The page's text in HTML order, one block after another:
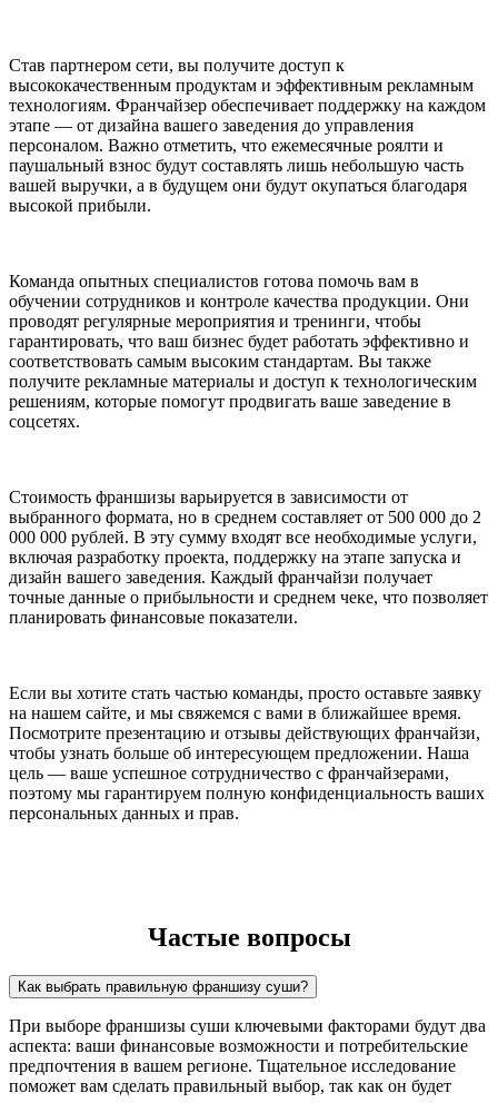
Став партнером сети, вы получите доступ к
высококачественным продуктам и эффективным рекламным
технологиям. Франчайзер обеспечивает поддержку на каждом
этапе — от дизайна вашего заведения до управления
персоналом. Важно отметить, что ежемесячные роялти и
паушальный взнос будут составлять лишь небольшую часть
вашей выручки, а в будущем они будут окупаться благодаря
высокой прибыли.
Команда опытных специалистов готова помочь вам в
обучении сотрудников и контроле качества продукции. Они
проводят регулярные мероприятия и тренинги, чтобы
гарантировать, что ваш бизнес будет работать эффективно и
соответствовать самым высоким стандартам. Вы также
получите рекламные материалы и доступ к технологическим
решениям, которые помогут продвигать ваше заведение в
соцсетях.
Стоимость франшизы варьируется в зависимости от
выбранного формата, но в среднем составляет от 500 000 до 2
000 000 рублей. В эту сумму входят все необходимые услуги,
включая разработку проекта, поддержку на этапе запуска и
дизайн вашего заведения. Каждый франчайзи получает
точные данные о прибыльности и среднем чеке, что позволяет
планировать финансовые показатели.
Если вы хотите стать частью команды, просто оставьте заявку
на нашем сайте, и мы свяжемся с вами в ближайшее время.
Посмотрите презентацию и отзывы действующих франчайзи,
чтобы узнать больше об интересующем предложении. Наша
цель — ваше успешное сотрудничество с франчайзерами,
поэтому мы гарантируем полную конфиденциальность ваших
персональных данных и прав.
Частые вопросы
Как выбрать правильную франшизу суши?
При выборе франшизы суши ключевыми факторами будут два
аспекта: ваши финансовые возможности и потребительские
предпочтения в вашем регионе. Тщательное исследование
поможет вам сделать правильный выбор, так как он будет